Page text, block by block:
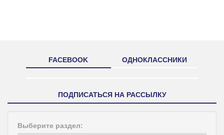
FACEBOOK ОДНОКЛАССНИКИ
ПОДПИСАТЬСЯ НА РАССЫЛКУ
Выберите раздел: